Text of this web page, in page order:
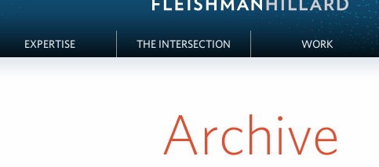
EXPERTISE THE INTERSECTION WORK
Archive